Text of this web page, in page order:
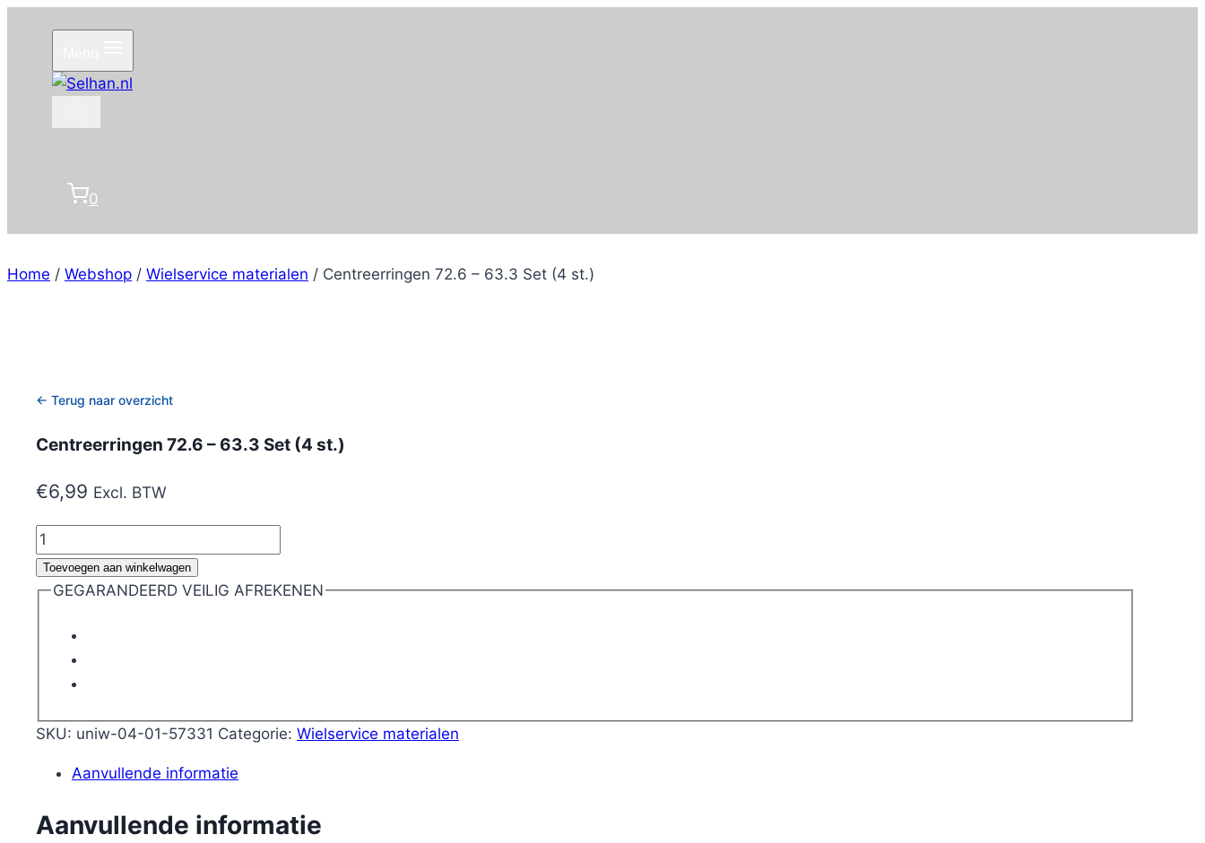
inhoud
0
Home / Webshop / Wielservice materialen / Centreerringen 72.6 – 63.3 Set (4 st.)
← Terug naar overzicht
Centreerringen 72.6 – 63.3 Set (4 st.)
€6,99 Excl. BTW
Centreerringen
72.6
Toevoegen aan winkelwagen
GEGARANDEERD VEILIG AFREKENEN
SKU: uniw-04-01-57331 Categorie: Wielservice materialen
Aanvullende informatie
Aanvullende informatie